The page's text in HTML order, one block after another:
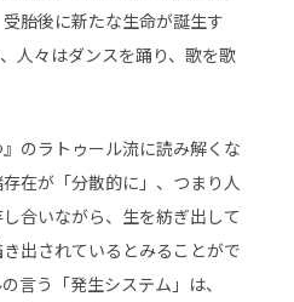
胎後に新たな生命が誕生す
人々はダンスを踊り、歌を歌
のラトゥール流に読み解くな
在が「分散的に」、つまり人
合いながら、生を紡ぎ出して
出されているとみることがで
言う「発生システム」は、